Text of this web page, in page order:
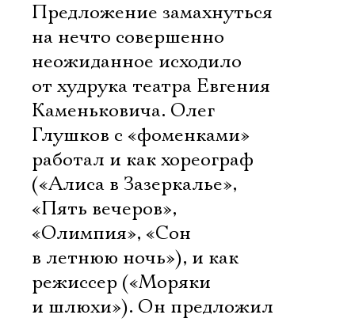
Предложение замахнуться
на нечто совершенно
неожиданное исходило
от худрука театра Евгения
Каменьковича. Олег
Глушков с «фоменками»
работал и как хореограф
(«Алиса в Зазеркалье»,
«Пять вечеров»,
«Олимпия», «Сон
в летнюю ночь»), и как
режиссер («Моряки
и шлюхи»). Он предложил